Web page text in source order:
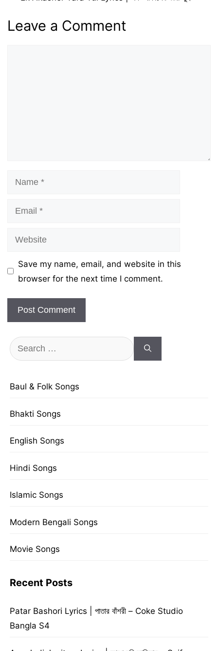
Leave a Comment
Name
Email
Website
Save my name, email, and website in this
browser for the next time I comment.
Search
for:
Baul & Folk Songs
Bhakti Songs
English Songs
Hindi Songs
Islamic Songs
Modern Bengali Songs
Movie Songs
Recent Posts
Patar Bashori Lyrics | পাতার বাঁশরী – Coke Studio
Bangla S4